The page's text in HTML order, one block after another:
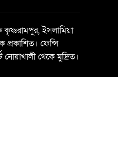
ইসলামিয়া
প্রকাশিত। ফেন্সি
নোয়াখালী থেকে মুদ্রিত।